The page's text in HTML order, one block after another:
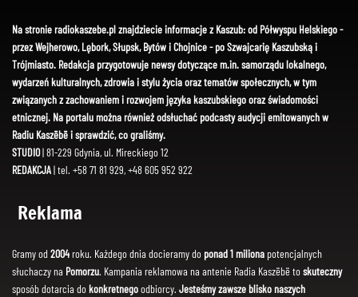
Na stronie radiokaszebe.pl znajdziecie informacje z Kaszub: od Półwyspu Helskiego -
przez Wejherowo, Lębork, Słupsk, Bytów i Chojnice - po Szwajcarię Kaszubską i
Trójmiasto. Redakcja przygotowuje newsy dotyczące m.in. samorządu lokalnego,
wydarzeń kulturalnych, zdrowia i stylu życia oraz tematów społecznych, w tym
związanych z zachowaniem i rozwojem języka kaszubskiego oraz świadomości
etnicznej. Na portalu można również odsłuchać podcasty audycji emitowanych w
Radiu Kaszëbë i sprawdzić, co graliśmy.
STUDIO| 81-229 Gdynia, ul. Mireckiego 12
REDAKCJA| tel. +58 71 81 929, +48 605 952 922
Reklama
Gramy od 2004roku. Każdego dnia docieramy do ponad 1 miliona potencjalnych
słuchaczy na Pomorzu. Kampania reklamowa na antenie Radia Kaszëbë toskuteczny
sposób dotarcia dokonkretnegoodbiorcy. Jesteśmy zawsze blisko naszych